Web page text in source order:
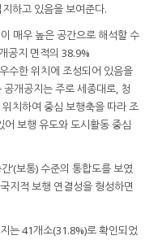
하고 있음을 보여준다.
매우 높은 공간으로 해석할 수
공지 면적의 38.9%
수한 위치에 조성되어 있음을
공개공지는 주로 세종대로, 청
치하여 중심 보행축을 따라 조
보행 유도와 도시활동 중심
’(보통) 수준의 통합도를 보였
지적 보행 연결성을 형성하면
지는 41개소(31.8%)로 확인되었